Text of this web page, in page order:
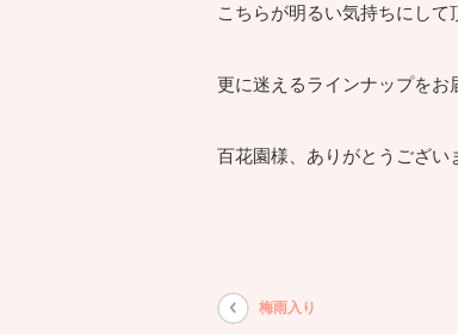
こちらが明るい気持ちにして
更に迷えるラインナップをお
百花園様、ありがとうござい
梅雨入り